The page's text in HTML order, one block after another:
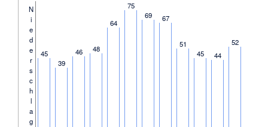
N
i
e
d
e
r
s
c
h
l
a
g
45
39
46 48
64
75
69
67
51
45
44
52